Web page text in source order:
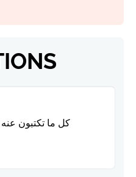
كل ما تكتبون